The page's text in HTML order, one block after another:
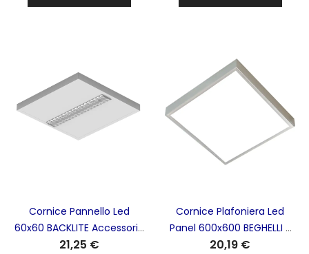
Cornice Pannello Led
60x60 BACKLITE Accessorio
BEGHELLI - 20089
21,25 €
Cornice Plafoniera Led
Panel 600x600 BEGHELLI -
20097
20,19 €